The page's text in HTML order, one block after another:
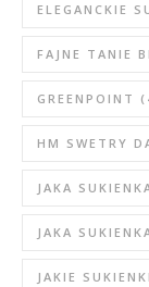
ELEGANCKIE
FAJNE TANIE
GREENPOINT
HM SWETRY
JAKA
JAKA
JAKIE